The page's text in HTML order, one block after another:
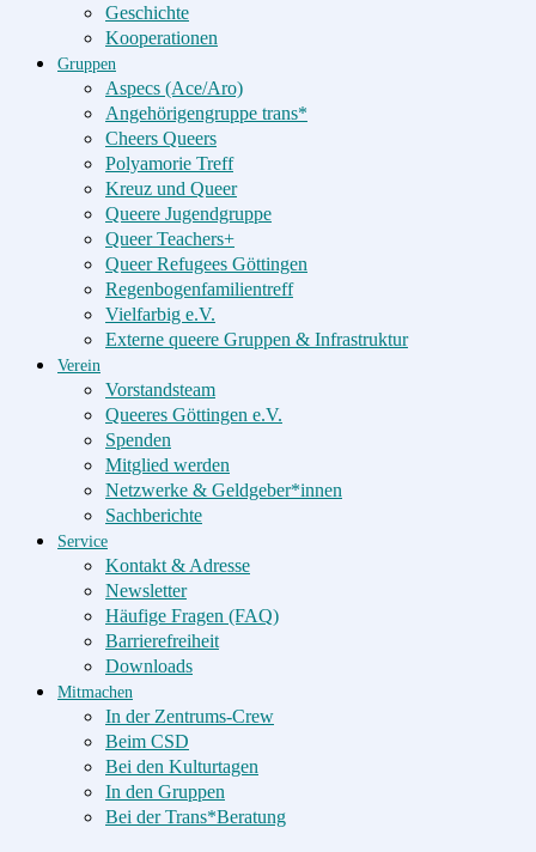
Geschichte
Kooperationen
Gruppen
Aspecs (Ace/Aro)
Angehörigengruppe trans*
Cheers Queers
Polyamorie Treff
Kreuz und Queer
Queere Jugendgruppe
Queer Teachers+
Queer Refugees Göttingen
Regenbogenfamilientreff
Vielfarbig e.V.
Externe queere Gruppen & Infrastruktur
Verein
Vorstandsteam
Queeres Göttingen e.V.
Spenden
Mitglied werden
Netzwerke & Geldgeber*innen
Sachberichte
Service
Kontakt & Adresse
Newsletter
Häufige Fragen (FAQ)
Barrierefreiheit
Downloads
Mitmachen
In der Zentrums-Crew
Beim CSD
Bei den Kulturtagen
In den Gruppen
Bei der Trans*Beratung